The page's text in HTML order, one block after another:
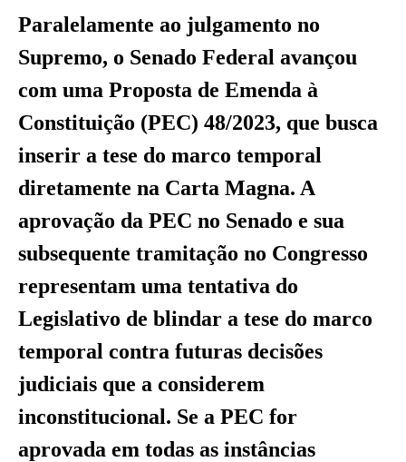
Paralelamente ao julgamento no
Supremo, o Senado Federal avançou
com uma Proposta de Emenda à
Constituição (PEC) 48/2023, que busca
inserir a tese do marco temporal
diretamente na Carta Magna. A
aprovação da PEC no Senado e sua
subsequente tramitação no Congresso
representam uma tentativa do
Legislativo de blindar a tese do marco
temporal contra futuras decisões
judiciais que a considerem
inconstitucional. Se a PEC for
aprovada em todas as instâncias